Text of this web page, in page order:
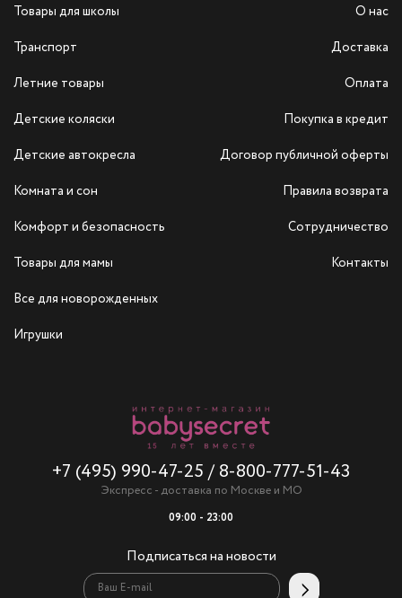
Товары для школы
Транспорт
Летние товары
Детские коляски
Детские автокресла
Комната и сон
Комфорт и безопасность
Товары для мамы
Все для новорожденных
Игрушки
+7 (495) 990-47-25 / 8-800-777-51-43
Экспресс - доставка по Москве и МО
09:00 - 23:00
Подписаться на новости
О нас
Доставка
Оплата
Покупка в кредит
Договор публичной оферты
Правила возврата
Сотрудничество
Контакты